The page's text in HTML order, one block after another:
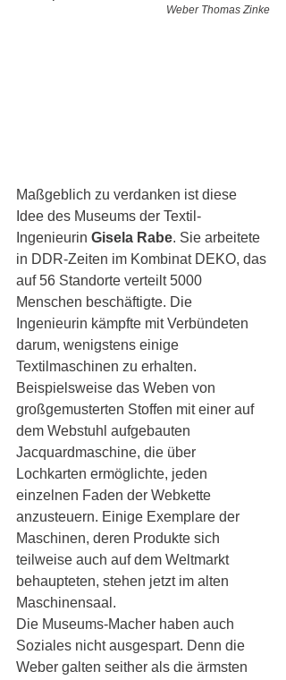
Weber Thomas Zinke
Maßgeblich zu verdanken ist diese
Idee des Museums der Textil-
Ingenieurin Gisela Rabe. Sie arbeitete
in DDR-Zeiten im Kombinat DEKO, das
auf 56 Standorte verteilt 5000
Menschen beschäftigte. Die
Ingenieurin kämpfte mit Verbündeten
darum, wenigstens einige
Textilmaschinen zu erhalten.
Beispielsweise das Weben von
großgemusterten Stoffen mit einer auf
dem Webstuhl aufgebauten
Jacquardmaschine, die über
Lochkarten ermöglichte, jeden
einzelnen Faden der Webkette
anzusteuern. Einige Exemplare der
Maschinen, deren Produkte sich
teilweise auch auf dem Weltmarkt
behaupteten, stehen jetzt im alten
Maschinensaal.
Die Museums-Macher haben auch
Soziales nicht ausgespart. Denn die
Weber galten seither als die ärmsten